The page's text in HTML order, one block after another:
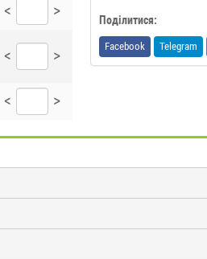
< >
< >
< >
Поділитися:
Facebook Telegram